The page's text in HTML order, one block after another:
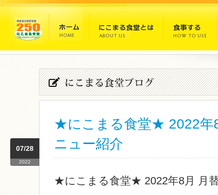
★にこまる食堂★ 2022年
ニュー紹介
07/28
2022
★にこまる食堂★ 2022年8月 月